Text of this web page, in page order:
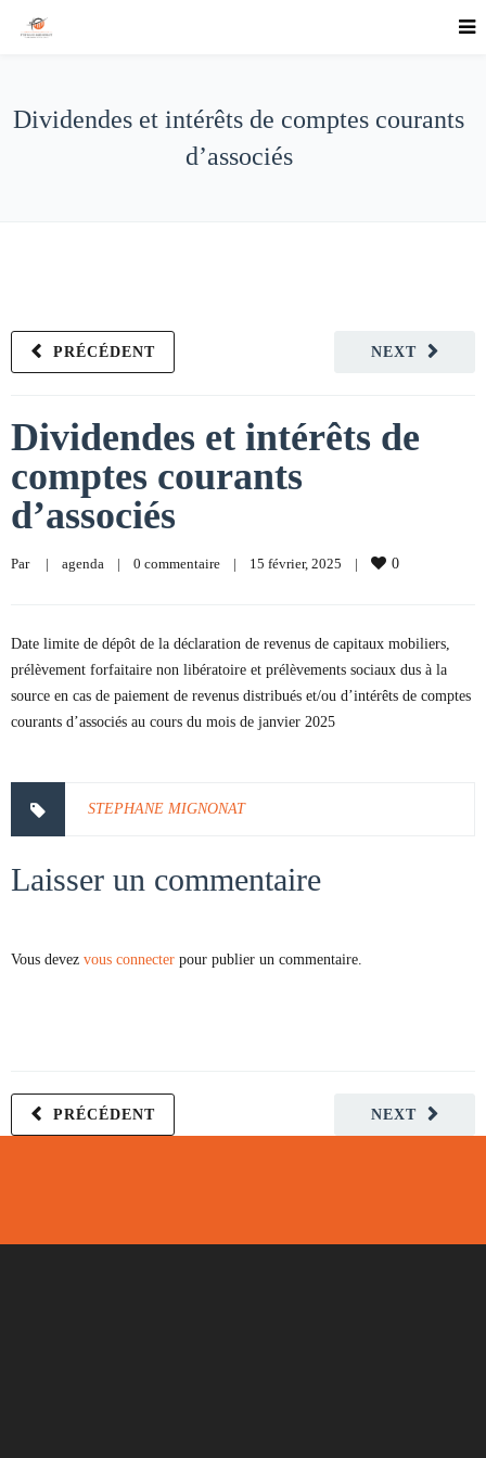
Dividendes et intérêts de comptes courants
d’associés
NEXT
PRÉCÉDENT
Dividendes et intérêts de
comptes courants
d’associés
Par | agenda | 0 commentaire | 15 février, 2025 | 0
Date limite de dépôt de la déclaration de revenus de capitaux mobiliers,
prélèvement forfaitaire non libératoire et prélèvements sociaux dus à la
source en cas de paiement de revenus distribués et/ou d’intérêts de comptes
courants d’associés au cours du mois de janvier 2025
STEPHANE MIGNONAT
Laisser un commentaire
Vous devez vous connecter pour publier un commentaire.
NEXT
PRÉCÉDENT